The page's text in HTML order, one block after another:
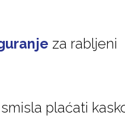
za rabljeni
plaćati